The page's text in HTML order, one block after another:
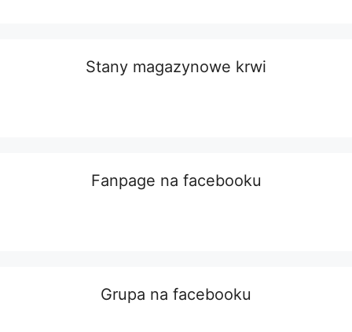
Stany magazynowe krwi
Fanpage na facebooku
Grupa na facebooku